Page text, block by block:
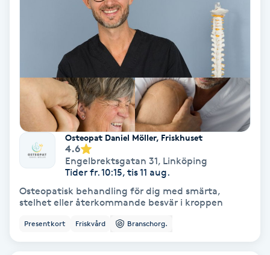
Enzympeeling
Extensions
Extensions borttagning
Eyeliner-tatuering
Face framing
Osteopat Daniel Möller, Friskhuset
4.6
Engelbrektsgatan 31, Linköping
Tider fr. 10:15, tis 11 aug.
Osteopatisk behandling för dig med smärta,
stelhet eller återkommande besvär i kroppen
Presentkort Friskvård Branschorg.